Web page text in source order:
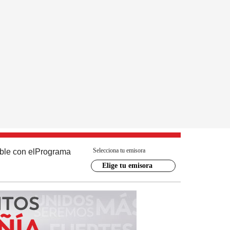
con el Programa Selecciona tu emisora
Elige tu emisora